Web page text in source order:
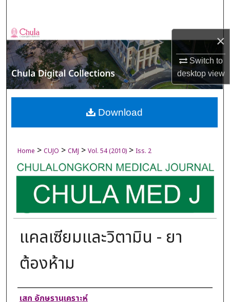
×
Switch to
desktopview
Browse Collections
My Account
About
Digital Commons Network™
Home > CUJO > CMJ > Vol. 54 (2010) > Iss. 2
แคลเซียมและวิตามิน - ยา
ต้องห้าม
Authors
เสก อักษรานุเคราะห์
Download